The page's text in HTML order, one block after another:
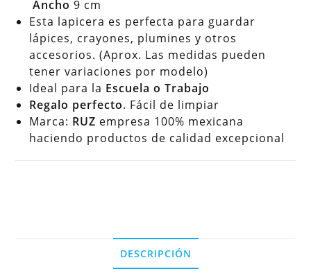
Ancho9 cm
Esta lapicera es perfecta para guardar
lápices, crayones, plumines y otros
accesorios. (Aprox. Las medidas pueden
tener variaciones por modelo)
Ideal para la Escuela o Trabajo
Regalo perfecto. Fácil de limpiar
Marca: RUZ empresa 100% mexicana
haciendo productos de calidad excepcional
DESCRIPCIÓN